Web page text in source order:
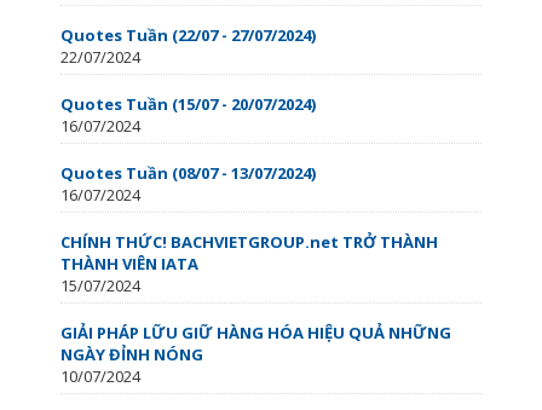
Quotes Tuần (22/07 - 27/07/2024)
22/07/2024
Quotes Tuần (15/07 - 20/07/2024)
16/07/2024
Quotes Tuần (08/07 - 13/07/2024)
16/07/2024
CHÍNH THỨC! BACHVIETGROUP.net TRỞ THÀNH
THÀNH VIÊN IATA
15/07/2024
GIẢI PHÁP LỮU GIỮ HÀNG HÓA HIỆU QUẢ NHỮNG
NGÀY ĐỈNH NÓNG
10/07/2024